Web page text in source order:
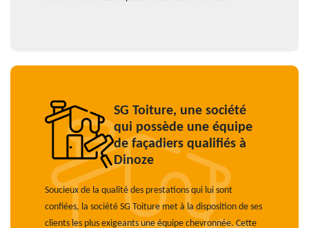
SG Toiture, une société
qui possède une équipe
de façadiers qualifiés à
Dinoze
Soucieux de la qualité des prestations qui lui sont
confiées, la société SG Toiture met à la disposition de ses
clients les plus exigeants une équipe chevronnée. Cette